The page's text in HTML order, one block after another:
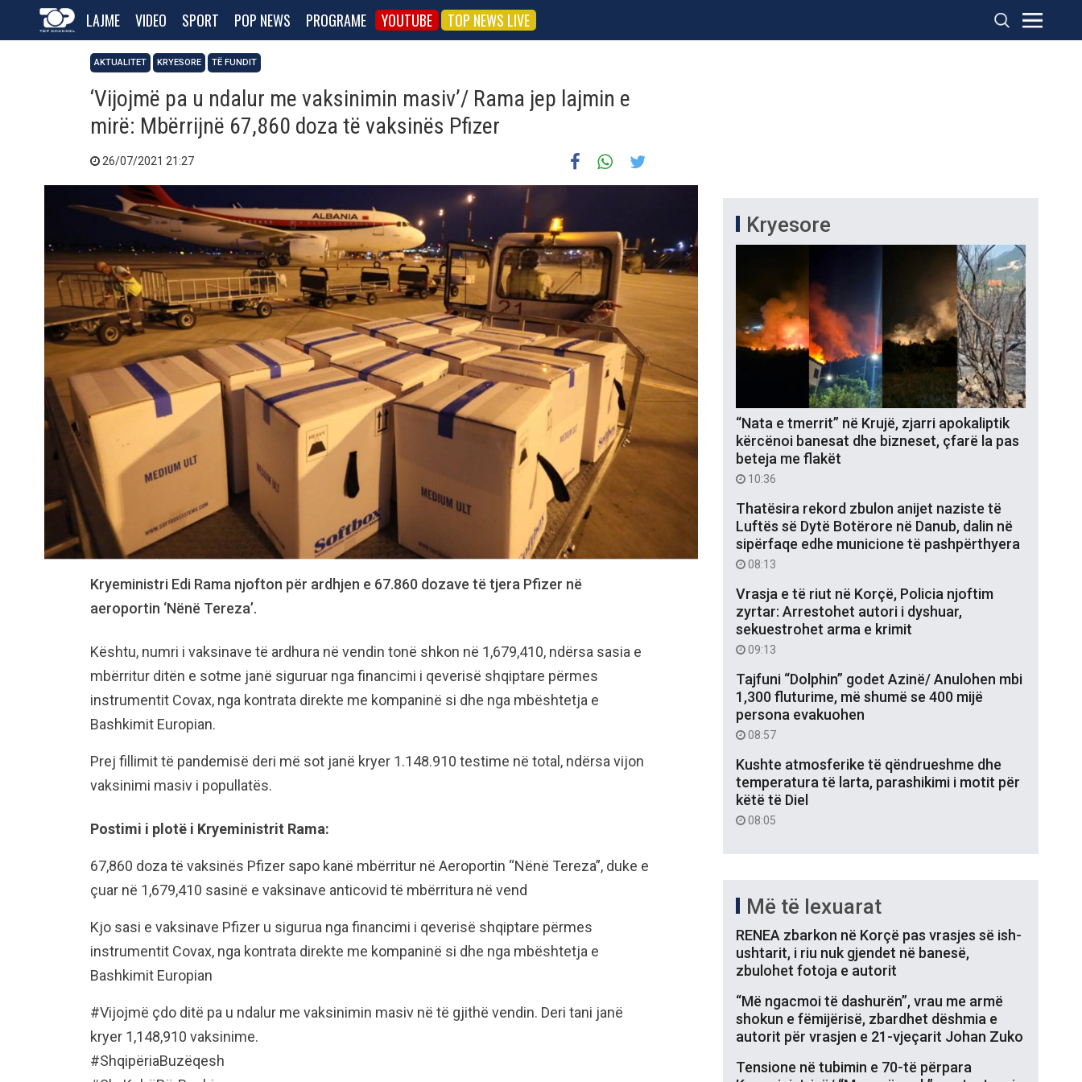
LAJME VIDEO SPORT POP NEWS PROGRAME YOUTUBE TOP NEWS LIVE
AKTUALITET KRYESORE TË FUNDIT
‘Vijojmë pa u ndalur me vaksinimin masiv’/ Rama jep lajmin e
mirë: Mbërrijnë 67,860 doza të vaksinës Pfizer
26/07/2021 21:27
Kryeministri Edi Rama njofton për ardhjen e 67.860 dozave të tjera Pfizer në
aeroportin ‘Nënë Tereza’.
Kështu, numri i vaksinave të ardhura në vendin tonë shkon në 1,679,410, ndërsa sasia e
mbërritur ditën e sotme janë siguruar nga financimi i qeverisë shqiptare përmes
instrumentit Covax, nga kontrata direkte me kompaninë si dhe nga mbështetja e
Bashkimit Europian.
Prej fillimit të pandemisë deri më sot janë kryer 1.148.910 testime në total, ndërsa vijon
vaksinimi masiv i popullatës.
Postimi i plotë i Kryeministrit Rama:
67,860 doza të vaksinës Pfizer sapo kanë mbërritur në Aeroportin “Nënë Tereza”, duke e
çuar në 1,679,410 sasinë e vaksinave anticovid të mbërritura në vend
Kjo sasi e vaksinave Pfizer u sigurua nga financimi i qeverisë shqiptare përmes
instrumentit Covax, nga kontrata direkte me kompaninë si dhe nga mbështetja e
Bashkimit Europian
#Vijojmë çdo ditë pa u ndalur me vaksinimin masiv në të gjithë vendin. Deri tani janë
kryer 1,148,910 vaksinime.
#ShqipëriaBuzëqesh
Kryesore
“Nata e tmerrit” në Krujë, zjarri apokaliptik
kërcënoi banesat dhe bizneset, çfarë la pas
beteja me flakët
10:36
Thatësira rekord zbulon anijet naziste të
Luftës së Dytë Botërore në Danub, dalin në
sipërfaqe edhe municione të pashpërthyera
08:13
Vrasja e të riut në Korçë, Policia njoftim
zyrtar: Arrestohet autori i dyshuar,
sekuestrohet arma e krimit
09:13
Tajfuni “Dolphin” godet Azinë/ Anulohen mbi
1,300 fluturime, më shumë se 400 mijë
persona evakuohen
08:57
Kushte atmosferike të qëndrueshme dhe
temperatura të larta, parashikimi i motit për
këtë të Diel
08:05
Më të lexuarat
RENEA zbarkon në Korçë pas vrasjes së ish-
ushtarit, i riu nuk gjendet në banesë,
zbulohet fotoja e autorit
“Më ngacmoi të dashurën”, vrau me armë
shokun e fëmijërisë, zbardhet dëshmia e
autorit për vrasjen e 21-vjeçarit Johan Zuko
Tensione në tubimin e 70-të përpara